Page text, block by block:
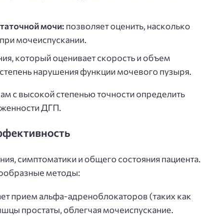
мочи: позволяет оценить, насколько
мочеиспускании.
который оценивает скорость и объем
нарушения функции мочевого пузыря.
с высокой степенью точности определить
ДГП.
симптоматики и общего состояния пациента.
методы:
прием альфа-адреноблокаторов (таких как
простаты, облегчая мочеиспускание.